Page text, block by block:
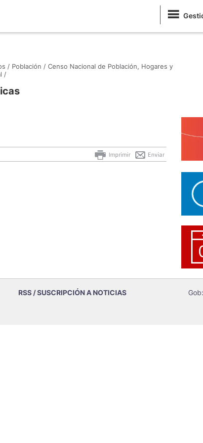
/ Población / Censo Nacional de Población, Hogares y
/
Enviar
Imprimir
RSS / SUSCRIPCIÓN A NOTICIAS